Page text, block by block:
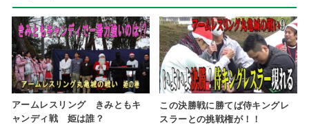
アームレスリング きみともキ
ャンディ戦 姫は誰？
この決勝戦に勝てば侍キングレ
スラーとの挑戦権が！！